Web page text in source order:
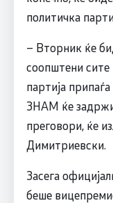
политичка
– Вторник ќе
соопштени сите
партија
ЗНАМ ќе
преговори, ќе
Димитриевски.
Засега
беше